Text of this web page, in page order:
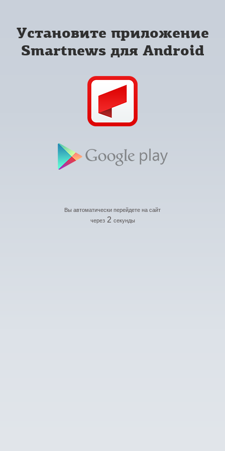
Установите приложение
Smartnews для Android
Вы автоматически перейдете на сайт
через 2 секунды